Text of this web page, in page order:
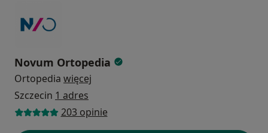
Novum Ortopedia
Ortopedia więcej
Szczecin 1 adres
203 opinie